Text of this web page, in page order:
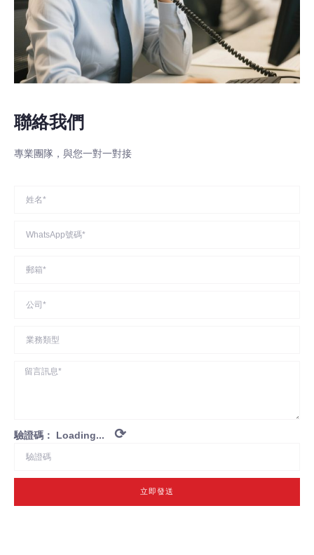
聯絡我們
專業團隊，與您一對一對接
驗證碼： Loading... ⟳
立即發送